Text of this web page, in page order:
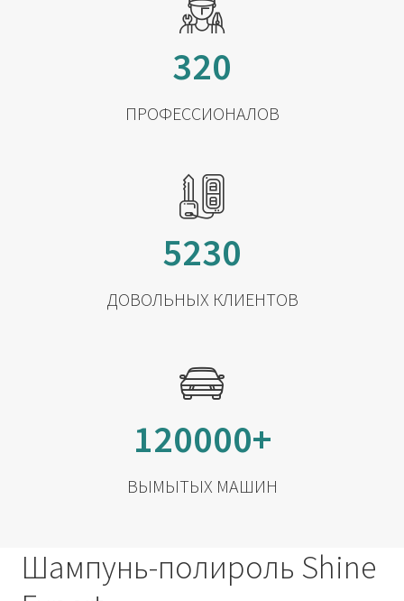
320
ПРОФЕССИОНАЛОВ
5230
ДОВОЛЬНЫХ КЛИЕНТОВ
120000+
ВЫМЫТЫХ МАШИН
Шампунь-полироль Shine